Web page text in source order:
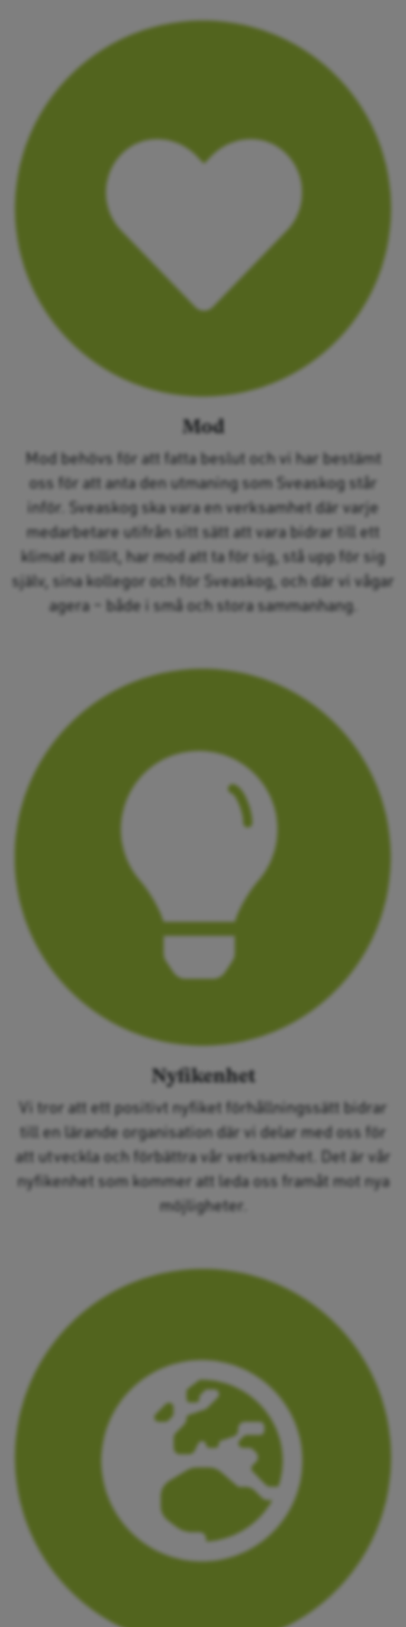
Mod
Mod behövs för att fatta beslut och vi har bestämt
oss för att anta den utmaning som Sveaskog står
inför. Sveaskog ska vara en verksamhet där varje
medarbetare utifrån sitt sätt att vara bidrar till ett
klimat av tillit, har mod att ta för sig, stå upp för sig
själv, sina kollegor och för Sveaskog, och där vi vågar
agera – både i små och stora sammanhang.
Nyfikenhet
Vi tror att ett positivt nyfiket förhållningssätt bidrar
till en lärande organisation där vi delar med oss för
att utveckla och förbättra vår verksamhet. Det är vår
nyfikenhet som kommer att leda oss framåt mot nya
möjligheter.